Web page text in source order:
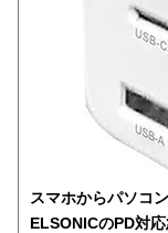
スマホからパソコ
ELSONICのPD対